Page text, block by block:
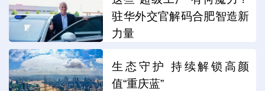
驻华外交官解码合肥智造新
力量
生态守护 持续解锁高颜
值“重庆蓝”